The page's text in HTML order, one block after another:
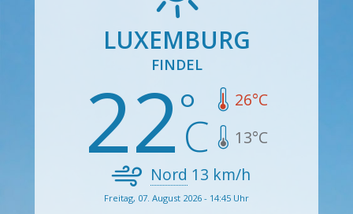
LUXEMBURG
FINDEL
22 26°C
13°C
Nord 13 km/h
Freitag, 07. August 2026 - 14:45 Uhr